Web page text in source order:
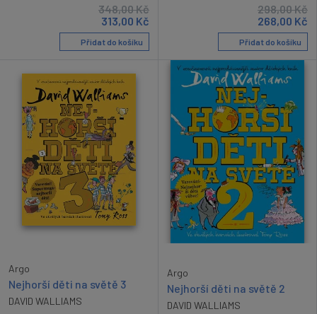
348,00Kč
313,00 Kč
Přidat do košíku
298,00Kč
268,00 Kč
Přidat do košíku
Argo
Nejhorší děti na světě 3
DAVID WALLIAMS
Argo
Nejhorší děti na světě 2
DAVID WALLIAMS